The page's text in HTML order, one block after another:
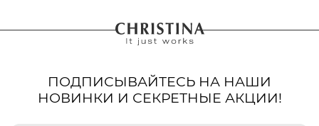
ПОДПИСЫВАЙТЕСЬ НА НАШИ
НОВИНКИ И СЕКРЕТНЫЕ АКЦИИ!